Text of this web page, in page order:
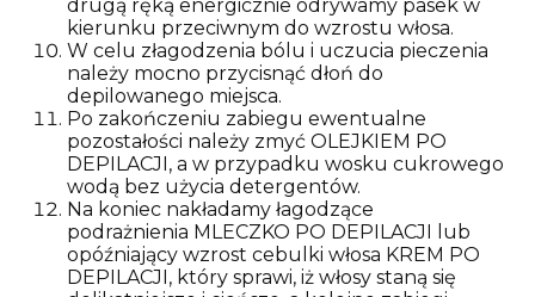
drugą ręką energicznie odrywamy pasek w
kierunku przeciwnym do wzrostu włosa.
W celu złagodzenia bólu i uczucia pieczenia
należy mocno przycisnąć dłoń do
depilowanego miejsca.
Po zakończeniu zabiegu ewentualne
pozostałości należy zmyć OLEJKIEM PO
DEPILACJI, a w przypadku wosku cukrowego
wodą bez użycia detergentów.
Na koniec nakładamy łagodzące
podrażnienia MLECZKO PO DEPILACJI lub
opóźniający wzrost cebulki włosa KREM PO
DEPILACJI, który sprawi, iż włosy staną się